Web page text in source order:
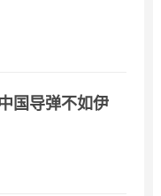
国导弹不如伊